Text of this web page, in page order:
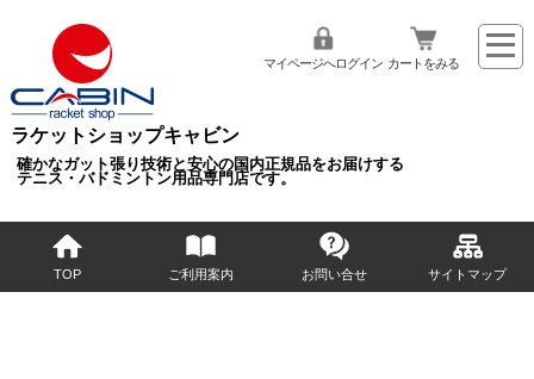
ラケットショップキャビン
確かなガット張り技術と安心の国内正規品をお届けする
テニス・バドミントン用品専門店です。
マイページへログイン カートをみる
TOP ご利用案内 お問い合せ サイトマップ